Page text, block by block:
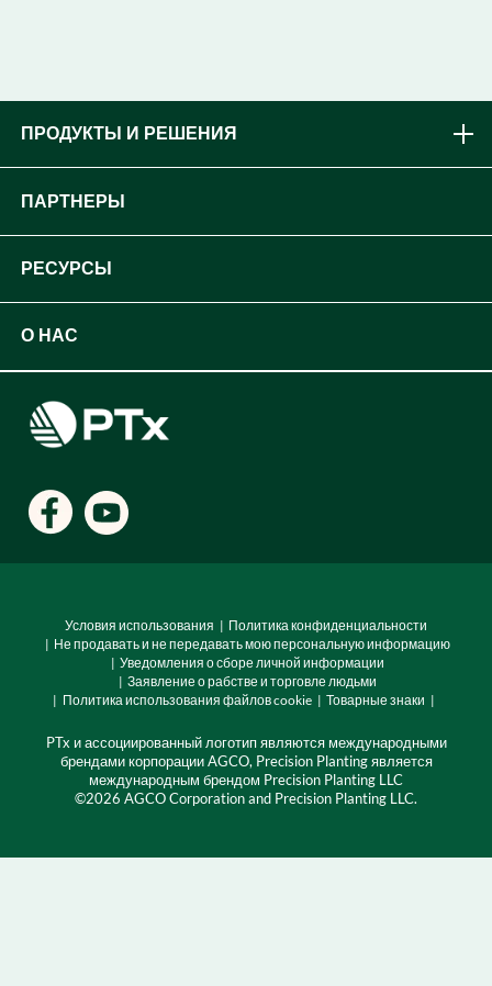
ПРОДУКТЫ И РЕШЕНИЯ
Оборудование
ПАРТНЕРЫ
OEM-решения
РЕСУРСЫ
Поддержка
О НАС
Поиск дилера
Локации
Условия использования
Политика конфиденциальности
Не продавать и не передавать мою персональную информацию
Уведомления о сборе личной информации
Заявление о рабстве и торговле людьми
Политика использования файлов cookie
Товарные знаки
PTx и ассоциированный логотип являются международными
брендами корпорации AGCO, Precision Planting является
международным брендом Precision Planting LLC
©2026 AGCO Corporation and Precision Planting LLC.